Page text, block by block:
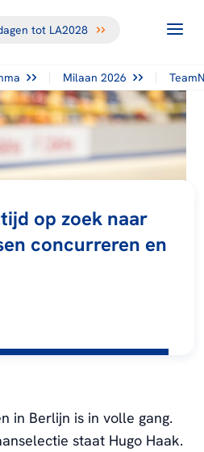
tot LA2028
Milaan 2026
op zoek naar
concurreren en
in Berlijn is in volle gang.
staat Hugo Haak.